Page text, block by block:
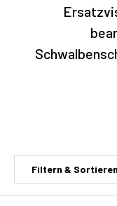
Filtern & Sortieren